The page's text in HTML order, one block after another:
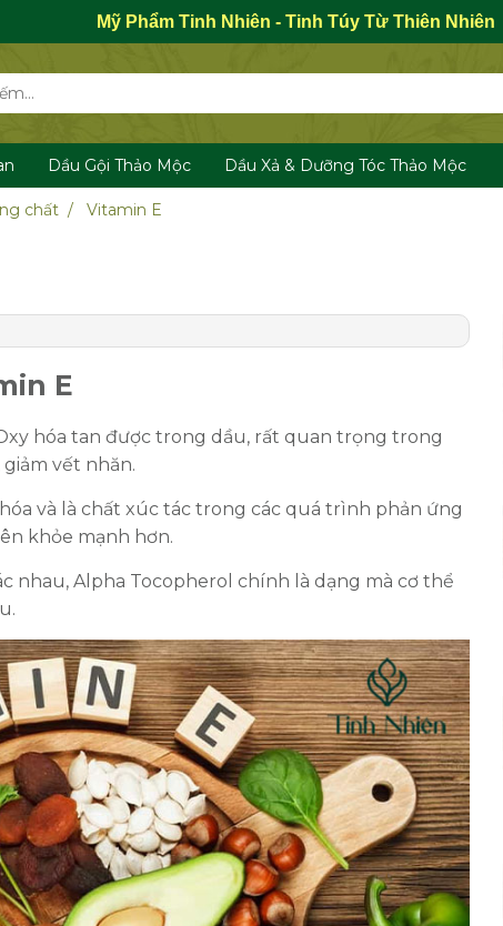
Mỹ Phẩm Tinh Nhiên - Tinh Túy Từ Thiên Nhiên
Dầu Gội Thảo Mộc Dầu Xả & Dưỡng Tóc Thảo Mộc
chất Vitamin E
E
hóa tan được trong dầu, rất quan trọng trong
vết nhăn.
và là chất xúc tác trong các quá trình phản ứng
khỏe mạnh hơn.
nhau, Alpha Tocopherol chính là dạng mà cơ thể
ĐĂNG KÝ TƯ VẤN MIỄN PHÍ